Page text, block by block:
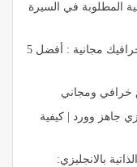
المطلوبة في السيرة
قوالب سيرة ذاتية انفوجرافيك مجانية : أفضل 5
جاهز وورد | كيفية
بالانجليزي: